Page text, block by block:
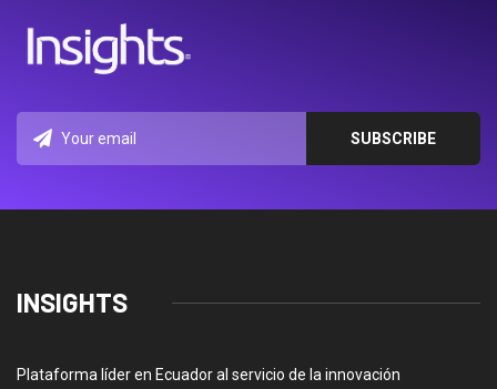
INSIGHTS
Plataforma líder en Ecuador al servicio de la innovación